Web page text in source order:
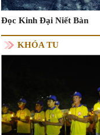
Đọc Kinh Đại Niết Bàn
KHÓA TU